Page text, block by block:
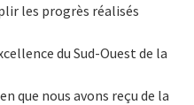
les progrès réalisés
du Sud-Ouest de la
que nous avons reçu de la